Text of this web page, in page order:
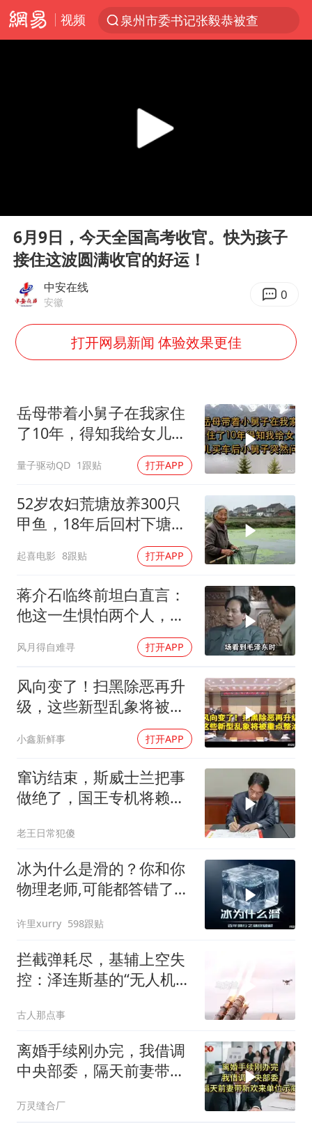
视频
泉州市委书记张毅恭被查
中巨芯：上半年归母净利润1405.77万元
百花奖开幕式
“新疆阿勒泰八月能滑雪”不实
日本试射“战斧”导弹，国防部回应
胡彦斌韩磊 谁帮谁
夯实基础开新局
Play
6月9日，今天全国高考收官。快为孩子
接住这波圆满收官的好运！
中安在线
安徽 0
打开网易新闻 体验效果更佳
岳母带着小舅子在我家住
了10年，得知我给女儿买
量子驱动QD 1跟贴 打开APP
52岁农妇荒塘放养300只
甲鱼，18年后回村下塘瞬
起喜电影 8跟贴 打开APP
蒋介石临终前坦白直言：
他这一生惧怕两个人，却
风月得自难寻 打开APP
风向变了！扫黑除恶再升
级，这些新型乱象将被重
小鑫新鲜事 打开APP
窜访结束，斯威士兰把事
做绝了，国王专机将赖清
老王日常犯傻
冰为什么是滑的？你和你
物理老师,可能都答错了
许里xurry 598跟贴
拦截弹耗尽，基辅上空失
控：泽连斯基的“无人机神
古人那点事
离婚手续刚办完，我借调
中央部委，隔天前妻带新
万灵缝合厂